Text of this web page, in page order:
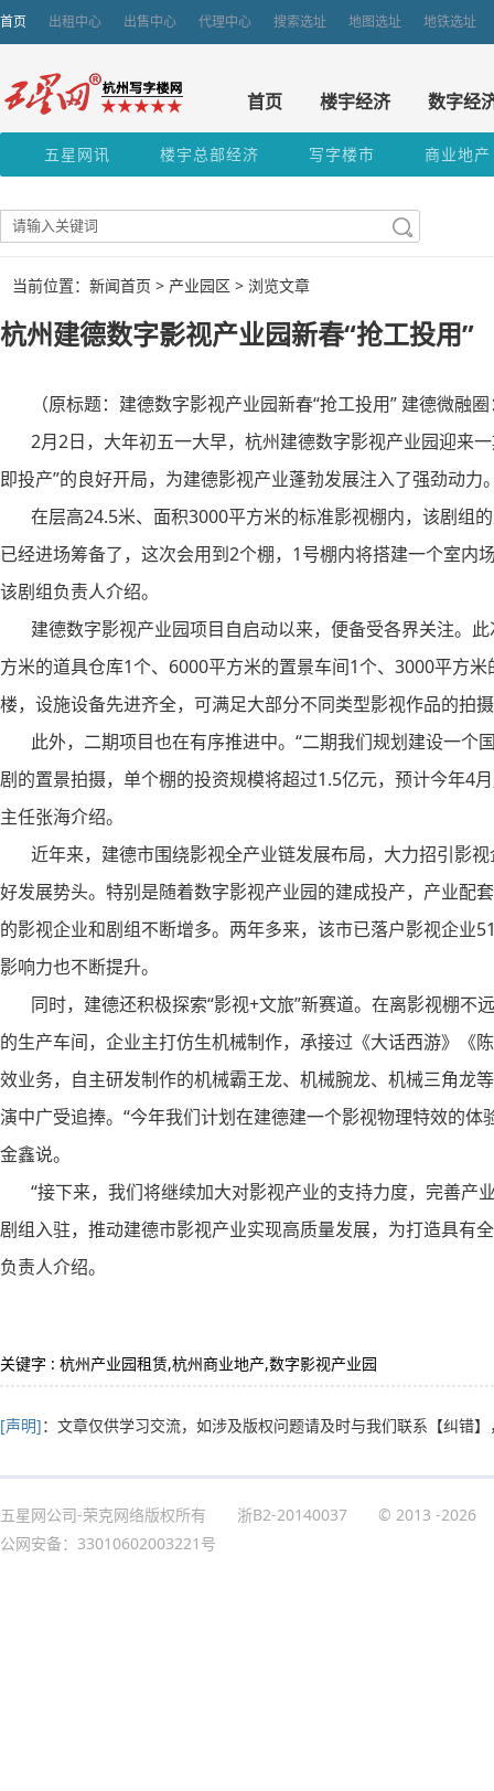
首页 出租中心 出售中心 代理中心 搜索选址 地图选址 地铁选址
首页 楼宇经济 数字经
五星网讯 楼宇总部经济 写字楼市 商业地产
当前位置：新闻首页 > 产业园区 > 浏览文章
杭州建德数字影视产业园新春“抢工投用”
（原标题：建德数字影视产业园新春“抢工投用” 建德微融
2月2日，大年初五一大早，杭州建德数字影视产业园迎来
即投产”的良好开局，为建德影视产业蓬勃发展注入了强劲动力
在层高24.5米、面积3000平方米的标准影视棚内，该剧组
已经进场筹备了，这次会用到2个棚，1号棚内将搭建一个室内
该剧组负责人介绍。
建德数字影视产业园项目自启动以来，便备受各界关注。
方米的道具仓库1个、6000平方米的置景车间1个、3000平方
楼，设施设备先进齐全，可满足大部分不同类型影视作品的拍
此外，二期项目也在有序推进中。“二期我们规划建设一个
剧的置景拍摄，单个棚的投资规模将超过1.5亿元，预计今年4
主任张海介绍。
近年来，建德市围绕影视全产业链发展布局，大力招引影
好发展势头。特别是随着数字影视产业园的建成投产，产业配
的影视企业和剧组不断增多。两年多来，该市已落户影视企业
影响力也不断提升。
同时，建德还积极探索“影视+文旅”新赛道。在离影视棚不
的生产车间，企业主打仿生机械制作，承接过《大话西游》《
效业务，自主研发制作的机械霸王龙、机械腕龙、机械三角龙
演中广受追捧。“今年我们计划在建德建一个影视物理特效的
金鑫说。
“接下来，我们将继续加大对影视产业的支持力度，完善产
剧组入驻，推动建德市影视产业实现高质量发展，为打造具有
负责人介绍。
关键字 : 杭州产业园租赁,杭州商业地产,数字影视产业园
[声明]：文章仅供学习交流，如涉及版权问题请及时与我们联系 【纠错】
五星网公司-荣克网络版权所有 浙B2-20140037 © 2013 -2026
公网安备：33010602003221号